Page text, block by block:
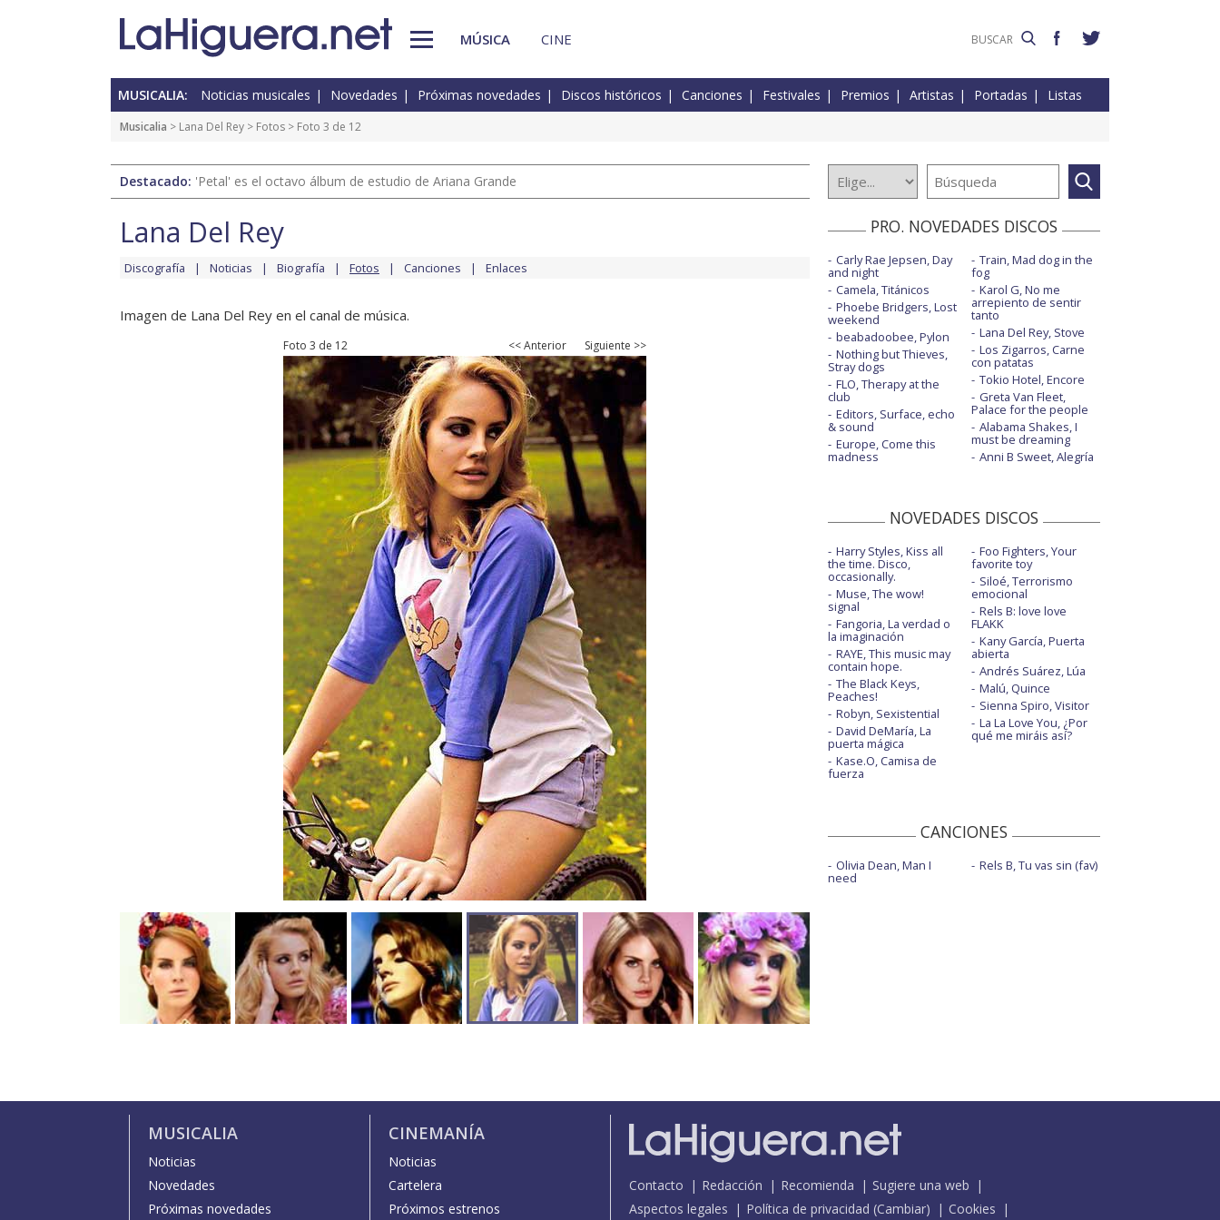
MÚSICA CINE
MUSICALIA: Noticias musicales Novedades Próximas novedades Discos históricos Canciones Festivales Premios Artistas Portadas Listas
Musicalia > Lana Del Rey > Fotos > Foto 3 de 12
Destacado: 'Petal' es el octavo álbum de estudio de Ariana Grande
Lana Del Rey
Discografía Noticias Biografía Fotos Canciones Enlaces
Imagen de Lana Del Rey en el canal de música.
Foto 3 de 12 << Anterior Siguiente >>
PRO. NOVEDADES DISCOS
Carly Rae Jepsen, Day
and night
Camela, Titánicos
Phoebe Bridgers, Lost
weekend
beabadoobee, Pylon
Nothing but Thieves,
Stray dogs
FLO, Therapy at the
club
Editors, Surface, echo
& sound
Europe, Come this
madness
Train, Mad dog in the
fog
Karol G, No me
arrepiento de sentir
tanto
Lana Del Rey, Stove
Los Zigarros, Carne
con patatas
Tokio Hotel, Encore
Greta Van Fleet,
Palace for the people
Alabama Shakes, I
must be dreaming
Anni B Sweet, Alegría
NOVEDADES DISCOS
Harry Styles, Kiss all
the time. Disco,
occasionally.
Muse, The wow!
signal
Fangoria, La verdad o
la imaginación
RAYE, This music may
contain hope.
The Black Keys,
Peaches!
Robyn, Sexistential
David DeMaría, La
puerta mágica
Kase.O, Camisa de
fuerza
Foo Fighters, Your
favorite toy
Siloé, Terrorismo
emocional
Rels B: love love
FLAKK
Kany García, Puerta
abierta
Andrés Suárez, Lúa
Malú, Quince
Sienna Spiro, Visitor
La La Love You, ¿Por
qué me miráis así?
CANCIONES
Olivia Dean, Man I
need
Rels B, Tu vas sin (fav)
MUSICALIA
Noticias
Novedades
Próximas novedades
CINEMANÍA
Noticias
Cartelera
Próximos estrenos
Contacto Redacción Recomienda
Sugiere una web
Aspectos legales
Política de privacidad (Cambiar) Cookies